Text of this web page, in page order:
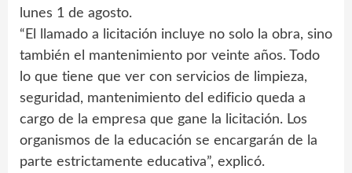
lunes 1 de agosto.
“El llamado a licitación incluye no solo la obra, sino
también el mantenimiento por veinte años. Todo
lo que tiene que ver con servicios de limpieza,
seguridad, mantenimiento del edificio queda a
cargo de la empresa que gane la licitación. Los
organismos de la educación se encargarán de la
parte estrictamente educativa”, explicó.